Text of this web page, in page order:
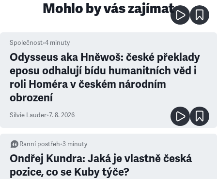
Mohlo by vás zajímat
Společnost•4 minuty
Odysseus aka Hněwoš: české překlady
eposu odhalují bídu humanitních věd i
roli Homéra v českém národním
obrození
Silvie Lauder•7. 8. 2026
Ranní postřeh•3 minuty
Ondřej Kundra: Jaká je vlastně česká
pozice, co se Kuby týče?